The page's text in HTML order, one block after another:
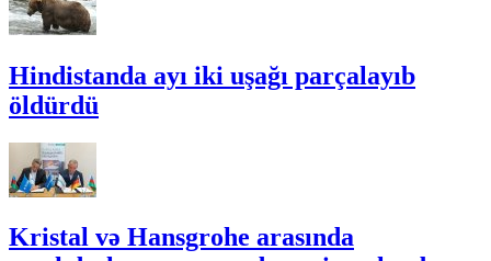
Hindistanda ayı iki uşağı parçalayıb
öldürdü
Kristal və Hansgrohe arasında